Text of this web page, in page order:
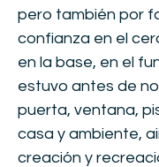
pero también por
confianza en el
en la base, en el
estuvo antes de
puerta, ventana,
casa y ambiente,
creación y